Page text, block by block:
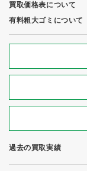
買取価格表について
有料粗大ゴミについて
過去の買取実績